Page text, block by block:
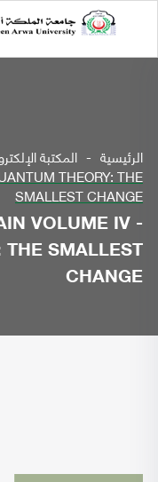
الرئيسية المكتبة
THEORY: THE
SMALLEST CHANGE
VOLUME IV -
SMALLEST
CHANGE